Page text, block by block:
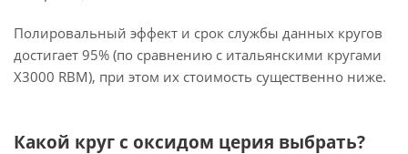
Полировальный эффект и срок службы данных кругов
достигает 95% (по сравнению с итальянскими кругами
X3000 RBM), при этом их стоимость существенно ниже.
Какой круг с оксидом церия выбрать?